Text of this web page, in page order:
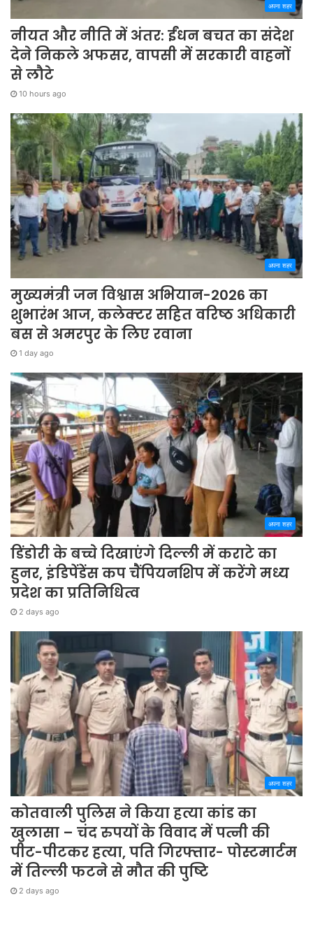
अपना शहर
नीयत और नीति में अंतर: ईंधन बचत का संदेश
देने निकले अफसर, वापसी में सरकारी वाहनों
से लौटे
10 hours ago
अपना शहर
मुख्यमंत्री जन विश्वास अभियान-2026 का
शुभारंभ आज, कलेक्टर सहित वरिष्ठ अधिकारी
बस से अमरपुर के लिए रवाना
1 day ago
अपना शहर
डिंडोरी के बच्चे दिखाएंगे दिल्ली में कराटे का
हुनर, इंडिपेंडेंस कप चैंपियनशिप में करेंगे मध्य
प्रदेश का प्रतिनिधित्व
2 days ago
अपना शहर
कोतवाली पुलिस ने किया हत्या कांड का
खुलासा – चंद रुपयों के विवाद में पत्नी की
पीट-पीटकर हत्या, पति गिरफ्तार- पोस्टमार्टम
में तिल्ली फटने से मौत की पुष्टि
2 days ago